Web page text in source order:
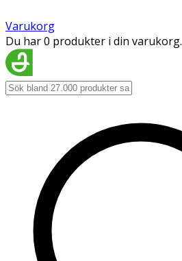
Varukorg
Du har 0 produkter i din varukorg.